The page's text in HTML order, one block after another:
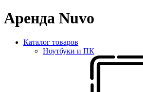
Аренда Nuvo
Каталог товаров
Ноутбуки и ПК